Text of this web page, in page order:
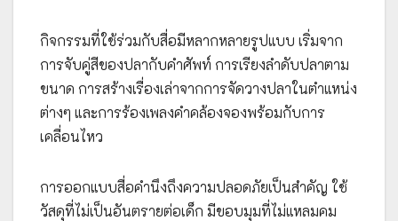
กิจกรรมที่ใช้ร่วมกับสื่อมีหลากหลายรูปแบบ เริ่มจาก
การจับคู่สีของปลากับคำศัพท์ การเรียงลำดับปลาตาม
ขนาด การสร้างเรื่องเล่าจากการจัดวางปลาในตำแหน่ง
ต่างๆ และการร้องเพลงคำคล้องจองพร้อมกับการ
เคลื่อนไหว
การออกแบบสื่อคำนึงถึงความปลอดภัยเป็นสำคัญ ใช้
วัสดุที่ไม่เป็นอันตรายต่อเด็ก มีขอบมุมที่ไม่แหลมคม